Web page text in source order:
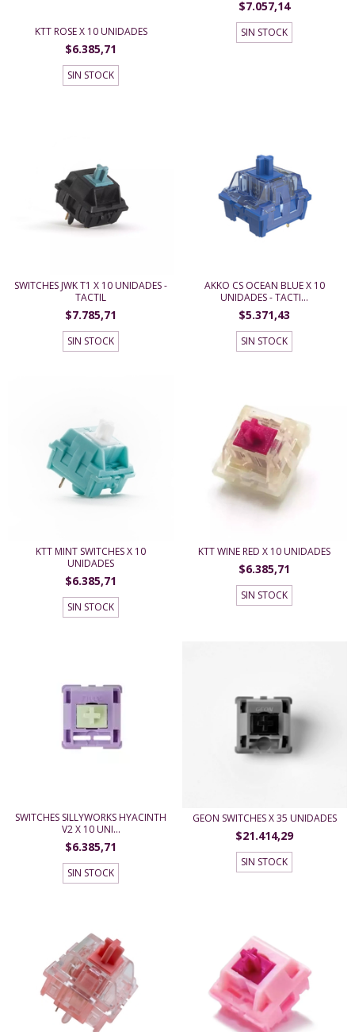
KTT ROSE X 10 UNIDADES
$6.385,71
SIN STOCK
$7.057,14
SIN STOCK
SWITCHES JWK T1 X 10 UNIDADES -
TACTIL
$7.785,71
SIN STOCK
AKKO CS OCEAN BLUE X 10
UNIDADES - TACTI...
$5.371,43
SIN STOCK
KTT MINT SWITCHES X 10
UNIDADES
$6.385,71
SIN STOCK
KTT WINE RED X 10 UNIDADES
$6.385,71
SIN STOCK
SWITCHES SILLYWORKS HYACINTH
V2 X 10 UNI...
$6.385,71
SIN STOCK
GEON SWITCHES X 35 UNIDADES
$21.414,29
SIN STOCK